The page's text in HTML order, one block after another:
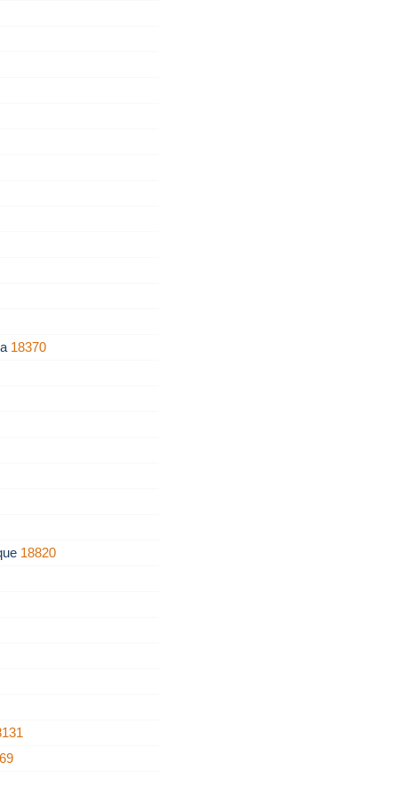
18370
18820